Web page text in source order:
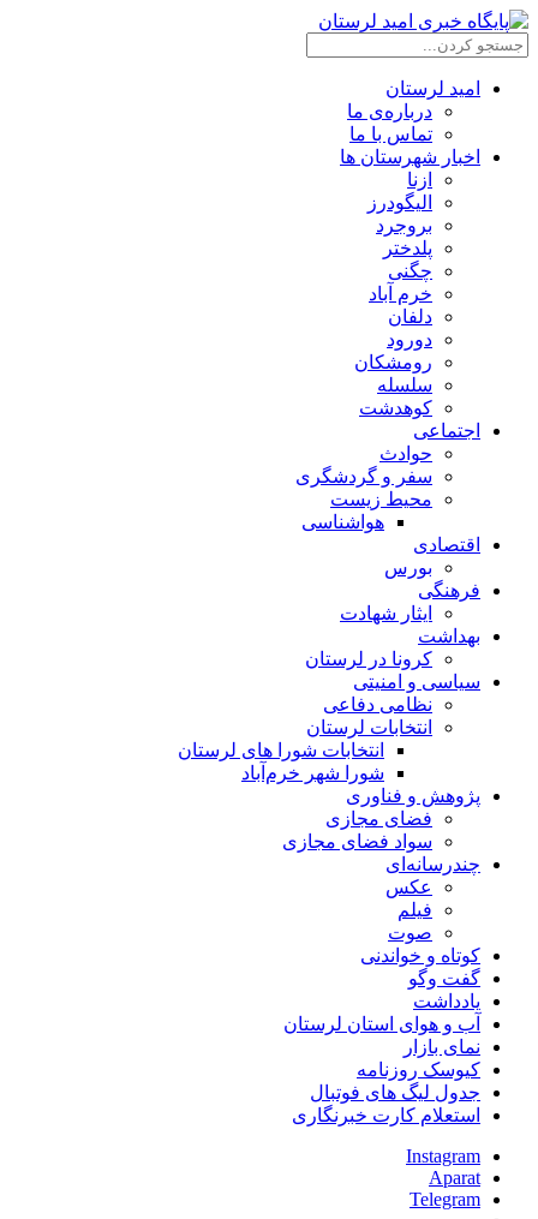
امید لرستان
درباره‌ی ما
تماس با ما
اخبار شهرستان ها
ازنا
الیگودرز
بروجرد
پلدختر
چگنی
خرم آباد
دلفان
دورود
رومشکان
سلسله
کوهدشت
اجتماعی
حوادث
سفر و گردشگری
محیط زیست
هواشناسی
اقتصادی
بورس
فرهنگی
ایثار شهادت
بهداشت
کرونا در لرستان
سیاسی و امنیتی
نظامی دفاعی
انتخابات لرستان
انتخابات شورا های لرستان
شورا شهر خرم‌آباد
پژوهش و فناوری
فضای مجازی
سواد فضای مجازی
چندرسانه‌ای
عكس
فیلم
صوت
کوتاه و خواندنی
گفت وگو
یادداشت
آب و هوای استان لرستان
نمای بازار
کیوسک روزنامه
جدول لیگ های فوتبال
استعلام کارت خبرنگاری
Instagram
Aparat
Telegram